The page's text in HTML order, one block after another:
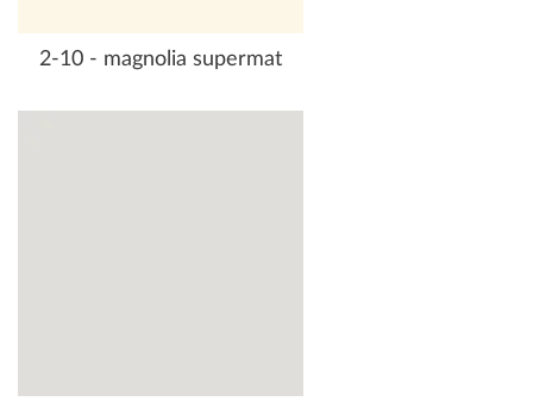
2-10 - magnolia supermat